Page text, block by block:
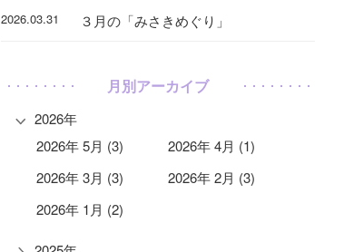
2026.03.31 ３月の「みさきめぐり」
月別アーカイブ
2026年
2026年 5月 (3)
2026年 4月 (1)
2026年 3月 (3)
2026年 2月 (3)
2026年 1月 (2)